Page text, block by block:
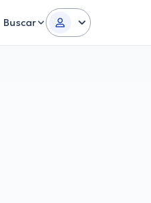
Buscar